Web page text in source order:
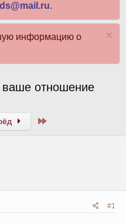
.
информацию о
отношение
Последний
#1